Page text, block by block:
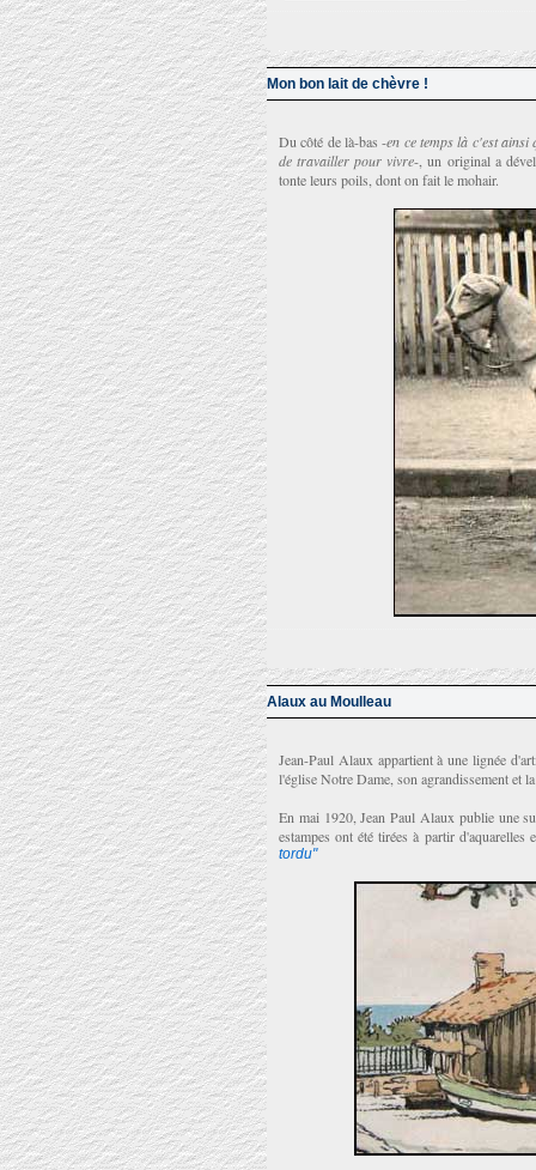
Mon bon lait de chèvre !
Du côté de là-bas -en ce temps là c'est
de travailler pour vivre-, un original a
tonte leurs poils, dont on fait le mohair.
Alaux au Moulleau
Jean-Paul Alaux appartient à une lignée
l'église Notre Dame, son agrandissement et
En mai 1920, Jean Paul Alaux publie une
estampes ont été tirées à partir
tordu"